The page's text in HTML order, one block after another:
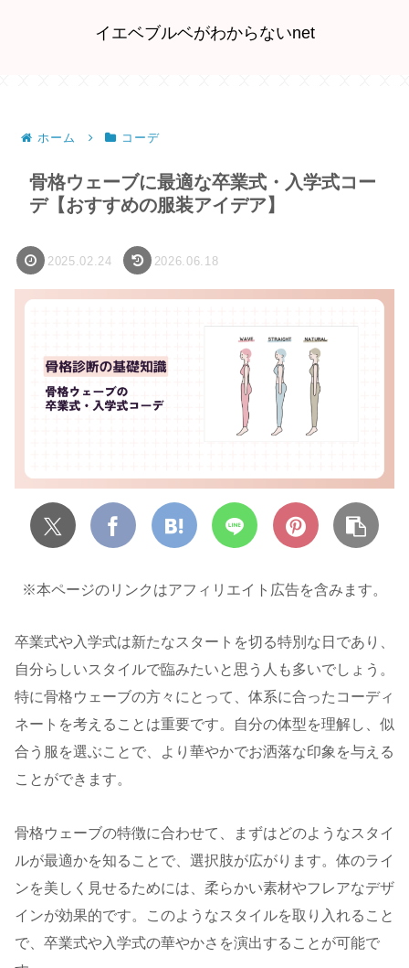
イエベブルベがわからないnet
ホーム コーデ
骨格ウェーブに最適な卒業式・入学式コー
デ【おすすめの服装アイデア】
2025.02.24 2026.06.18
※本ページのリンクはアフィリエイト広告を含みます。
卒業式や入学式は新たなスタートを切る特別な日であり、
自分らしいスタイルで臨みたいと思う人も多いでしょう。
特に骨格ウェーブの方々にとって、体系に合ったコーディ
ネートを考えることは重要です。自分の体型を理解し、似
合う服を選ぶことで、より華やかでお洒落な印象を与える
ことができます。
骨格ウェーブの特徴に合わせて、まずはどのようなスタイ
ルが最適かを知ることで、選択肢が広がります。体のライ
ンを美しく見せるためには、柔らかい素材やフレアなデザ
インが効果的です。このようなスタイルを取り入れること
で、卒業式や入学式の華やかさを演出することが可能で